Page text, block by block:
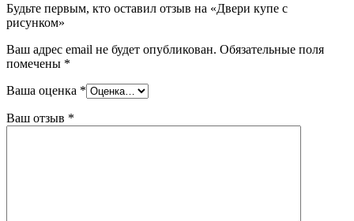
Будьте первым, кто оставил отзыв на «Двери купе с
рисунком»
Ваш адрес email не будет опубликован. Обязательные поля
помечены *
Ваша оценка *
Ваш отзыв *